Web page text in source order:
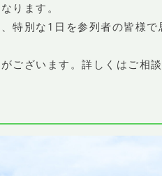
ります。
特別な1日を参列者の皆様で
ございます。詳しくはご相談